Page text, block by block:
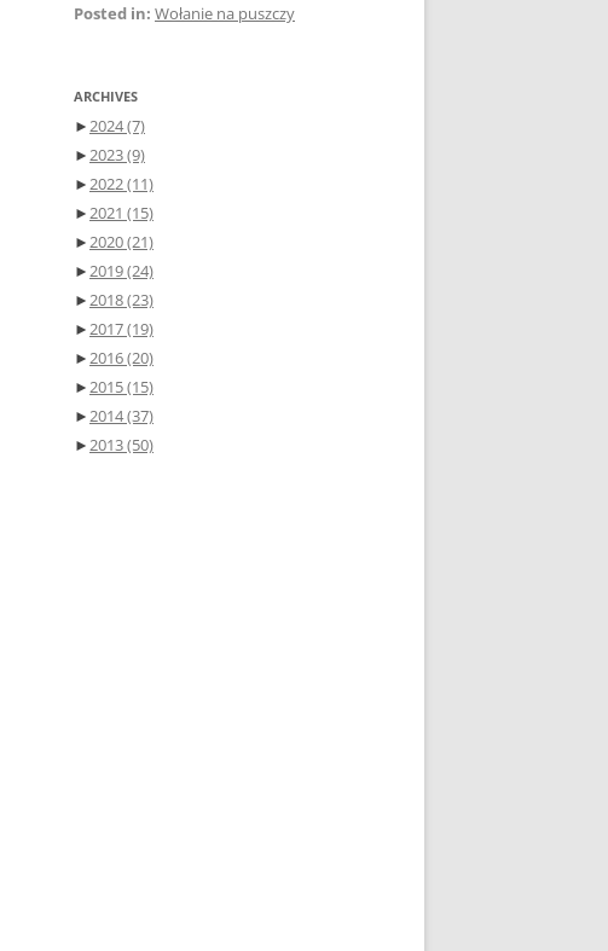
Posted in: Wołanie na puszczy
ARCHIVES
►2024(7)
►2023(9)
►2022(11)
►2021 (15)
►2020(21)
►2019(24)
►2018(23)
►2017(19)
►2016(20)
►2015(15)
►2014(37)
►2013(50)